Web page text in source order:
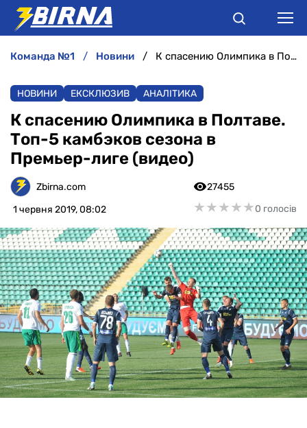
АНАЛІТИКА
ІНТЕРВ'Ю
РІЗНЕ
БУКМЕКЕРИ
команда №1 новини К спасению Олимпика в Полтаве. Топ-5 камбэков сезона в Премьер-лиге (видео)
НОВИНИ ЕКСКЛЮЗИВ АНАЛІТИКА
К спасению Олимпика в Полтаве.
Топ-5 камбэков сезона в
Премьер-лиге (видео)
Zbirna.com
1 червня 2019, 08:02
27455
★★★★★
★★★★★0 голосів